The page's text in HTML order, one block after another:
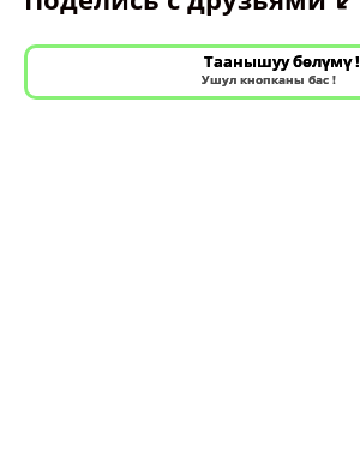
Таанышуу бөлүмү !
Ушул кнопканы бас !